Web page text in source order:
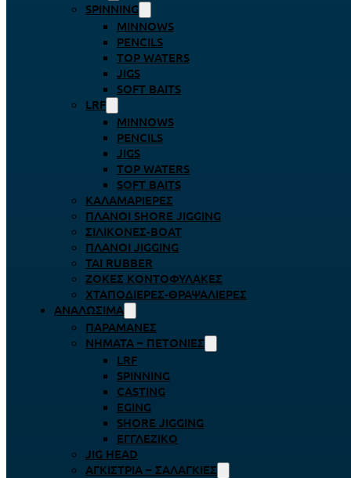
SPINNING
MINNOWS
PENCILS
TOP WATERS
JIGS
SOFT BAITS
LRF
MINNOWS
PENCILS
JIGS
TOP WATERS
SOFT BAITS
ΚΑΛΑΜΑΡΙΈΡΕΣ
ΠΛΆΝΟΙ SHORE JIGGING
ΣΙΛΙΚΌΝΕΣ-BOAT
ΠΛΆΝΟΙ JIGGING
TAI RUBBER
ΖΌΚΕΣ ΚΟΝΤΟΦΎΛΑΚΕΣ
ΧΤΑΠΟΔΙΈΡΕΣ-ΘΡΑΨΑΛΙΈΡΕΣ
ΑΝΑΛΏΣΙΜΑ
ΠΑΡΑΜΆΝΕΣ
ΝΉΜΑΤΑ – ΠΕΤΟΝΙΈΣ
LRF
SPINNING
CASTING
EGING
SHORE JIGGING
ΕΓΓΛΈΖΙΚΟ
JIG HEAD
ΑΓΚΊΣΤΡΙΑ – ΣΑΛΑΓΚΙΈΣ